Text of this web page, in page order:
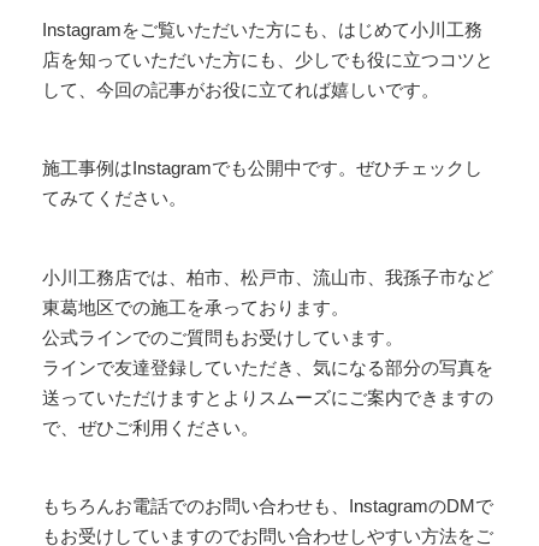
Instagramをご覧いただいた方にも、はじめて小川工務
店を知っていただいた方にも、少しでも役に立つコツと
して、今回の記事がお役に立てれば嬉しいです。
施工事例はInstagramでも公開中です。ぜひチェックし
てみてください。
小川工務店では、柏市、松戸市、流山市、我孫子市など
東葛地区での施工を承っております。
公式ラインでのご質問もお受けしています。
ラインで友達登録していただき、気になる部分の写真を
送っていただけますとよりスムーズにご案内できますの
で、ぜひご利用ください。
もちろんお電話でのお問い合わせも、InstagramのDMで
もお受けしていますのでお問い合わせしやすい方法をご